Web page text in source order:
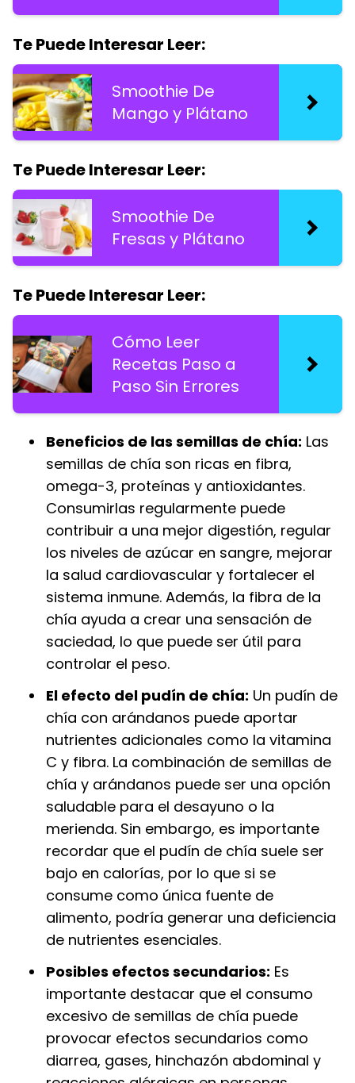
Te Puede Interesar Leer:
Smoothie De
Mango y Plátano
Te Puede Interesar Leer:
Smoothie De
Fresas y Plátano
Te Puede Interesar Leer:
Cómo Leer
Recetas Paso a
Paso Sin Errores
Beneficios de las semillas de chía: Las
semillas de chía son ricas en fibra,
omega-3, proteínas y antioxidantes.
Consumirlas regularmente puede
contribuir a una mejor digestión, regular
los niveles de azúcar en sangre, mejorar
la salud cardiovascular y fortalecer el
sistema inmune. Además, la fibra de la
chía ayuda a crear una sensación de
saciedad, lo que puede ser útil para
controlar el peso.
El efecto del pudín de chía: Un pudín de
chía con arándanos puede aportar
nutrientes adicionales como la vitamina
C y fibra. La combinación de semillas de
chía y arándanos puede ser una opción
saludable para el desayuno o la
merienda. Sin embargo, es importante
recordar que el pudín de chía suele ser
bajo en calorías, por lo que si se
consume como única fuente de
alimento, podría generar una deficiencia
de nutrientes esenciales.
Posibles efectos secundarios: Es
importante destacar que el consumo
excesivo de semillas de chía puede
provocar efectos secundarios como
diarrea, gases, hinchazón abdominal y